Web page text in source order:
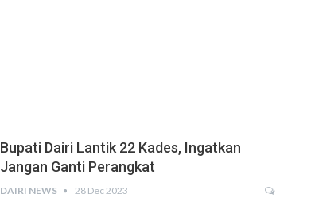
Bupati Dairi Lantik 22 Kades, Ingatkan
Jangan Ganti Perangkat
DAIRI NEWS 28 Dec 2023